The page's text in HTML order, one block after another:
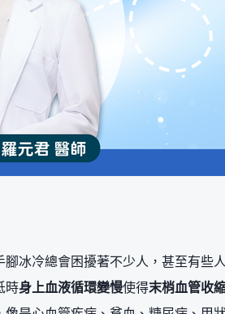
冰冷總會困擾著不少人，甚至有些
時身上血液循環變慢使得末梢血管收